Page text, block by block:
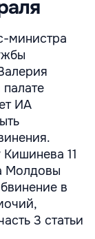
министра
ИА
11
Молдовы
в
3 статьи